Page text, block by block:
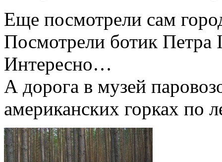
Еще посмотрели сам
Посмотрели ботик Петра
Интересно…
А дорога в музей
американских горках по